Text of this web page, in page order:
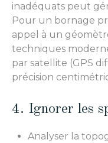
inadéquats peut
Pour un bornage
appel à un
techniques
par satellite (GPS
précision
4. Ignorer les
Analyser la